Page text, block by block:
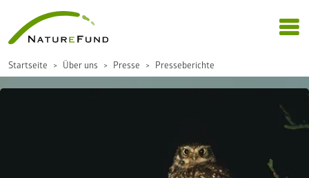
Startseite Über uns Presse Presseberichte